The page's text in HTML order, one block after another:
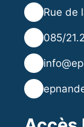
Rue de
085/